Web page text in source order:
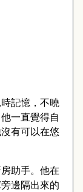
記憶，不曉
一直覺得自
有可以在悠
助手。他在
邊隔出來的